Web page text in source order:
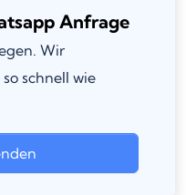
Anfrage
Wir
schnell wie